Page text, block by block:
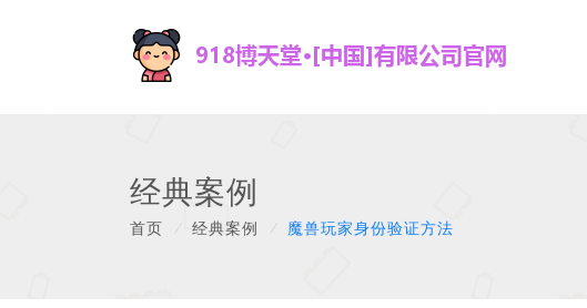
经典案例
首页 经典案例 魔兽玩家身份验证方法